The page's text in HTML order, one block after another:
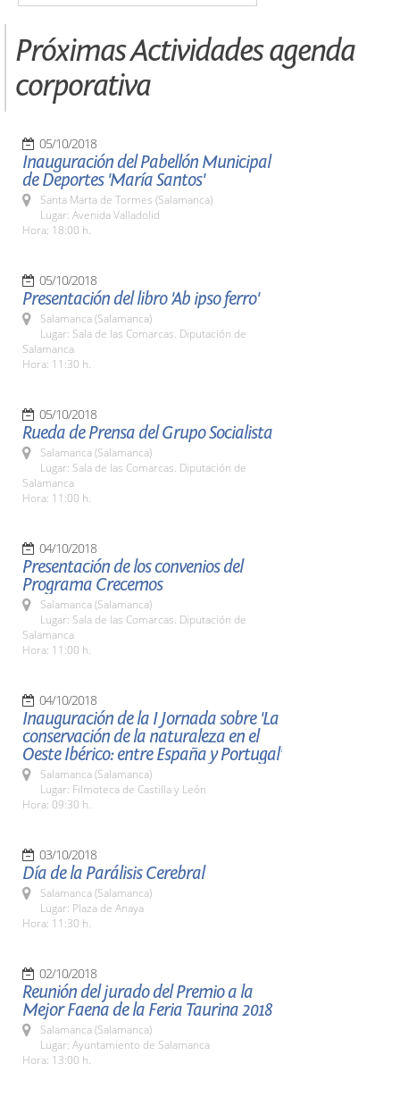
Próximas Actividades agenda
corporativa
05/10/2018
Inauguración del Pabellón Municipal
de Deportes 'María Santos'
Santa Marta de Tormes (Salamanca)
Lugar: Avenida Valladolid
Hora: 18:00 h.
05/10/2018
Presentación del libro 'Ab ipso ferro'
Salamanca (Salamanca)
Lugar: Sala de las Comarcas. Diputación de
Salamanca
Hora: 11:30 h.
05/10/2018
Rueda de Prensa del Grupo Socialista
Salamanca (Salamanca)
Lugar: Sala de las Comarcas. Diputación de
Salamanca
Hora: 11:00 h.
04/10/2018
Presentación de los convenios del
Programa Crecemos
Salamanca (Salamanca)
Lugar: Sala de las Comarcas. Diputación de
Salamanca
Hora: 11:00 h.
04/10/2018
Inauguración de la I Jornada sobre 'La
conservación de la naturaleza en el
Oeste Ibérico: entre España y Portugal'
Salamanca (Salamanca)
Lugar: Filmoteca de Castilla y León
Hora: 09:30 h.
03/10/2018
Día de la Parálisis Cerebral
Salamanca (Salamanca)
Lugar: Plaza de Anaya
Hora: 11:30 h.
02/10/2018
Reunión del jurado del Premio a la
Mejor Faena de la Feria Taurina 2018
Salamanca (Salamanca)
Lugar: Ayuntamiento de Salamanca
Hora: 13:00 h.